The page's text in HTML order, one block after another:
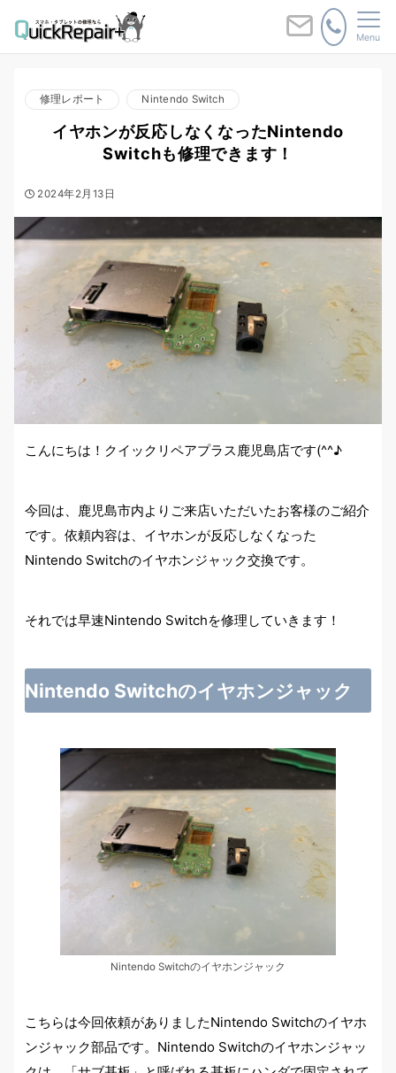
Menu
修理レポート Nintendo Switch
イヤホンが反応しなくなったNintendo
Switchも修理できます！
2024年2月13日
こんにちは！クイックリペアプラス鹿児島店です(^^♪
今回は、鹿児島市内よりご来店いただいたお客様のご紹介
です。依頼内容は、イヤホンが反応しなくなった
Nintendo Switchのイヤホンジャック交換です。
それでは早速Nintendo Switchを修理していきます！
Nintendo Switchのイヤホンジャック
Nintendo Switchのイヤホンジャック
こちらは今回依頼がありましたNintendo Switchのイヤホ
ンジャック部品です。Nintendo Switchのイヤホンジャッ